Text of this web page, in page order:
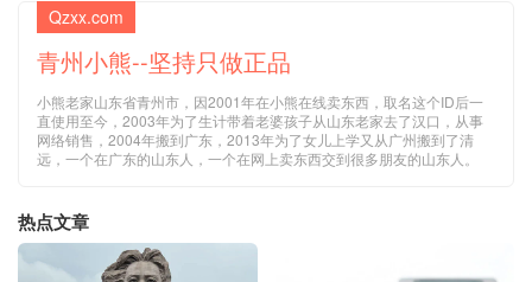
Qzxx.com
青州小熊--坚持只做正品
小熊老家山东省青州市，因2001年在小熊在线卖东西，取名这个ID后一
直使用至今，2003年为了生计带着老婆孩子从山东老家去了汉口，从事
网络销售，2004年搬到广东，2013年为了女儿上学又从广州搬到了清
远，一个在广东的山东人，一个在网上卖东西交到很多朋友的山东人。
热点文章